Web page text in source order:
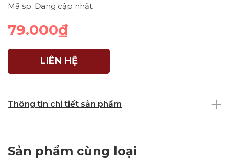
Mã sp: Đang cập nhật
79.000₫
LIÊN HỆ
Thông tin chi tiết sản phẩm
Sản phẩm cùng loại